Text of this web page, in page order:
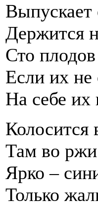
Держится
Сто
Если их
На себе их
Там во
Ярко –
Только